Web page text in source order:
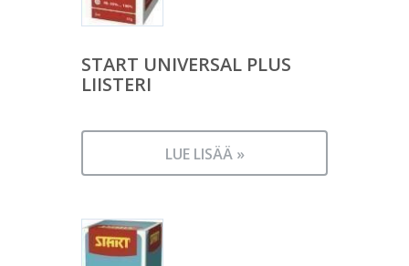
START UNIVERSAL PLUS
LIISTERI
LUE LISÄÄ »